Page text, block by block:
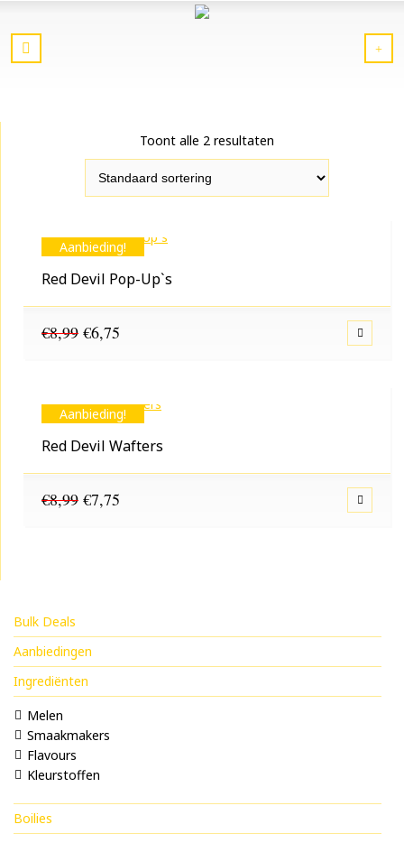
Toont alle 2 resultaten
Aanbieding!
Red Devil Pop-Up`s
€8,99 Oorspronkelijke
€8,99.
€6,75
€6,75.
Aanbieding!
Red Devil Wafters
€8,99 Oorspronkelijke
€7,75
Bulk Deals
Aanbiedingen
Ingrediënten
Melen
Smaakmakers
Flavours
Kleurstoffen
Boilies